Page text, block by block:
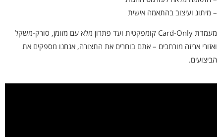
– מיתוג ועיצוב בהתאמה אישית
מעמדת Card-Only קומפקטית ועד פתרון מלא עם מזומן, סורק-משקל
ואזורי אריזה מורחבים – אתם בוחרים את התצורה, אנחנו מספקים את
הביצועים.